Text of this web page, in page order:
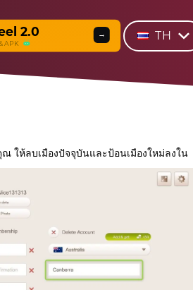
2.0
& APK
→ TH
ณ ให้ลบเมืองปัจจุบันและป้อนเมืองใหม่ลงใน